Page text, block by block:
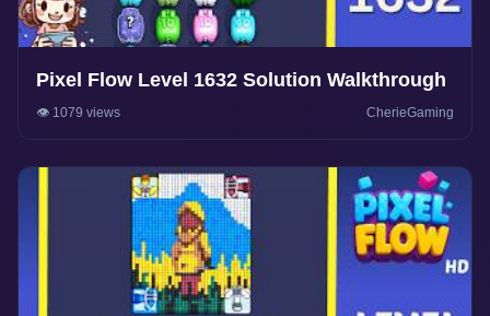
Pixel Flow Level 1632 Solution Walkthrough
👁️ 1079 views CherieGaming